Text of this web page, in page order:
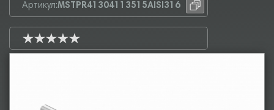
Артикул:MSTPR41304113515AISI316